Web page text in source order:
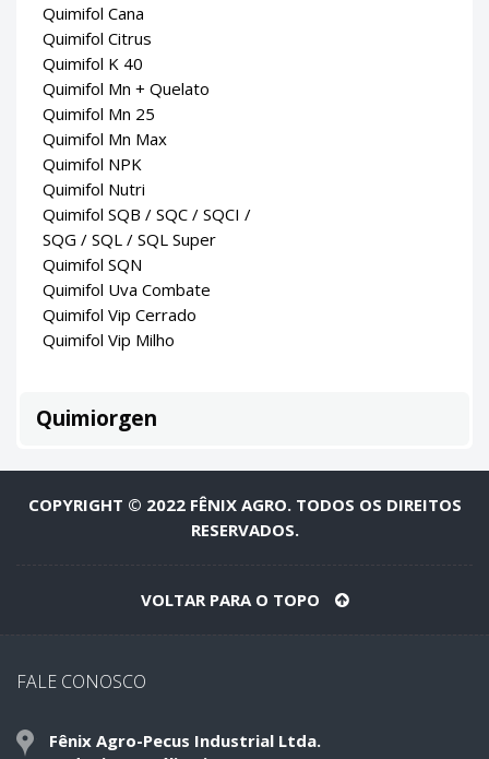
Quimifol Cana
Quimifol Citrus
Quimifol K 40
Quimifol Mn + Quelato
Quimifol Mn 25
Quimifol Mn Max
Quimifol NPK
Quimifol Nutri
Quimifol SQB / SQC / SQCI /
SQG / SQL / SQL Super
Quimifol SQN
Quimifol Uva Combate
Quimifol Vip Cerrado
Quimifol Vip Milho
Quimiorgen
COPYRIGHT © 2022 FÊNIX AGRO. TODOS OS DIREITOS
RESERVADOS.
VOLTAR PARA O TOPO
FALE CONOSCO
Fênix Agro-Pecus Industrial Ltda.